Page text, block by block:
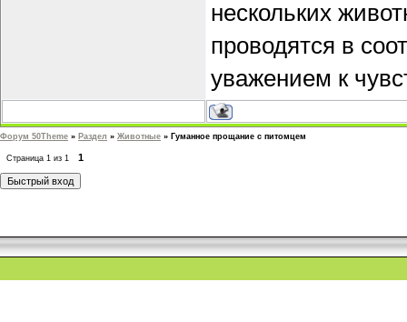
нескольких
проводятся в
уважением к
Форум 50Theme » Раздел » Животные » Гуманное прощание с питомцем
Страница 1 из 1 1